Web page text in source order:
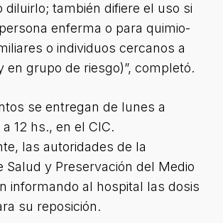
diluirlo; también difiere el uso si
enferma o para quimio-
o individuos cercanos a
en grupo de riesgo)”, completó.
se entregan de lunes a
12 hs., en el CIC.
las autoridades de la
Salud y Preservación del Medio
informando al hospital las dosis
su reposición.